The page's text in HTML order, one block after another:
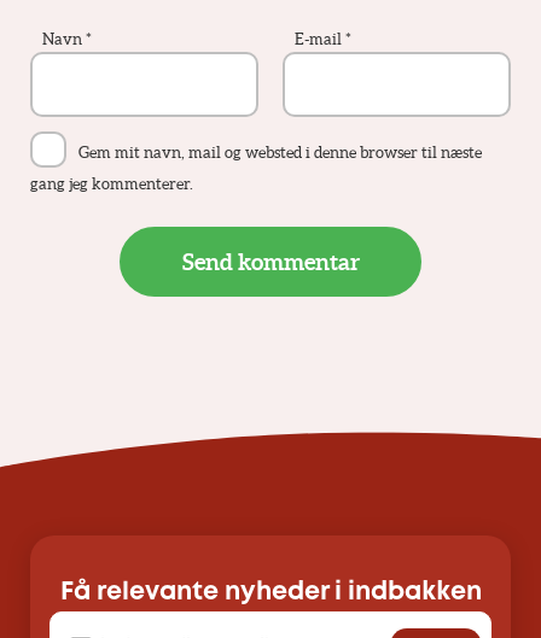
Navn * E-mail *
Gem mit navn, mail og websted i denne browser til næste
gang jeg kommenterer.
Få relevante nyheder i indbakken